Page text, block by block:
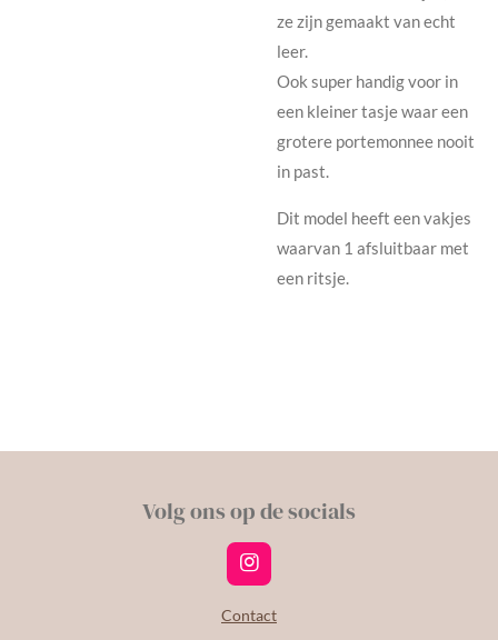
ze zijn gemaakt van echt
leer.
Ook super handig voor in
een kleiner tasje waar een
grotere portemonnee nooit
in past.
Dit model heeft een vakjes
waarvan 1 afsluitbaar met
een ritsje.
Volg ons op de socials
I
n
s
Contact